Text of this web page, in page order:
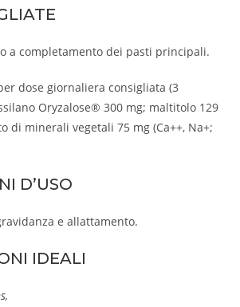
a completamento dei pasti principali.
dose giornaliera consigliata (3
Oryzalose® 300 mg; maltitolo 129
di minerali vegetali 75 mg (Ca++, Na+;
D’USO
e allattamento.
IDEALI